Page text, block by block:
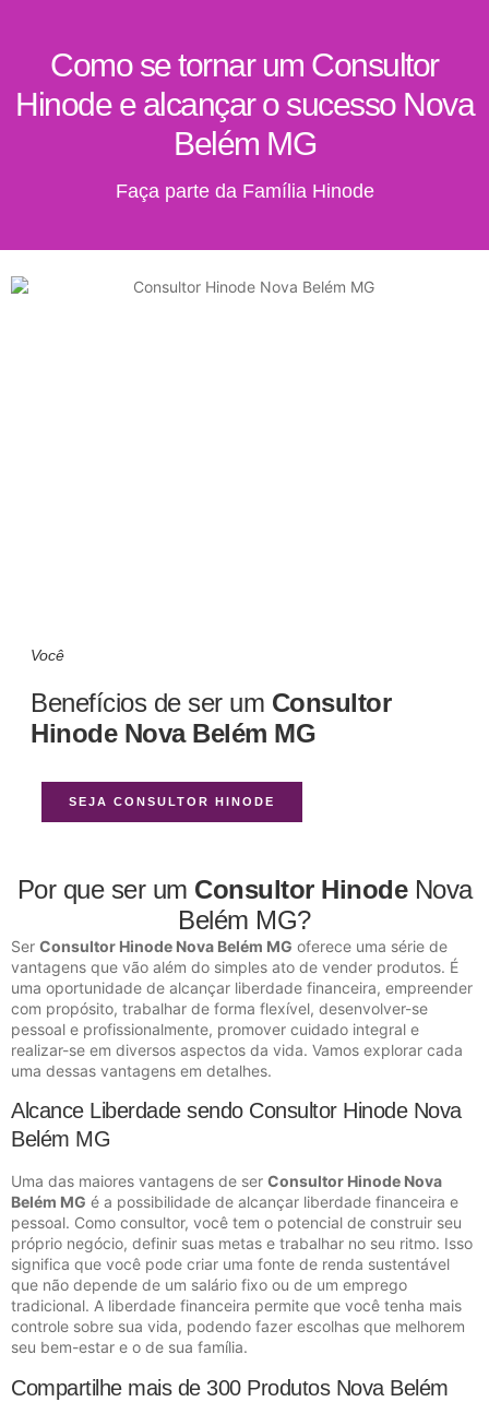
Como se tornar um Consultor
Hinode e alcançar o sucesso Nova
Belém MG
Faça parte da Família Hinode
Você
Benefícios de ser um Consultor
Hinode Nova Belém MG
SEJA CONSULTOR HINODE
Por que ser um Consultor HinodeNova
Belém MG?
Ser Consultor Hinode Nova Belém MG oferece uma série de
vantagens que vão além do simples ato de vender produtos. É
uma oportunidade de alcançar liberdade financeira, empreender
com propósito, trabalhar de forma flexível, desenvolver-se
pessoal e profissionalmente, promover cuidado integral e
realizar-se em diversos aspectos da vida. Vamos explorar cada
uma dessas vantagens em detalhes.
Alcance Liberdade sendo Consultor Hinode Nova
Belém MG
Uma das maiores vantagens de ser Consultor Hinode Nova
Belém MG é a possibilidade de alcançar liberdade financeira e
pessoal. Como consultor, você tem o potencial de construir seu
próprio negócio, definir suas metas e trabalhar no seu ritmo. Isso
significa que você pode criar uma fonte de renda sustentável
que não depende de um salário fixo ou de um emprego
tradicional. A liberdade financeira permite que você tenha mais
controle sobre sua vida, podendo fazer escolhas que melhorem
seu bem-estar e o de sua família.
Compartilhe mais de 300 Produtos Nova Belém